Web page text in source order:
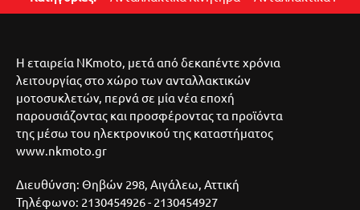
Η εταιρεία NKmoto, μετά από δεκαπέντε χρόνια
λειτουργίας στο χώρο των ανταλλακτικών
μοτοσυκλετών, περνά σε μία νέα εποχή
παρουσιάζοντας και προσφέροντας τα προϊόντα
της μέσω του ηλεκτρονικού της καταστήματος
www.nkmoto.gr
Διευθύνση: Θηβών 298, Αιγάλεω, Αττική
Τηλέφωνο: 2130454926 - 2130454927